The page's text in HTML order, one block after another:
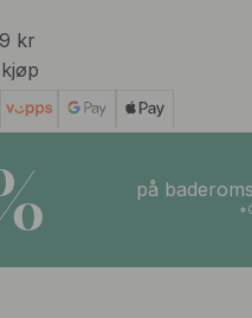
kr
på